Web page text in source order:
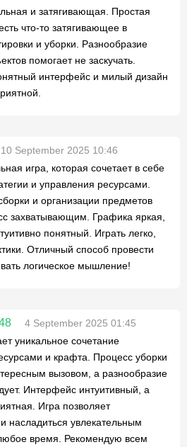
и затягивающая. Простая
что-то затягивающее в
и уборки. Разнообразие
помогает не заскучать.
интерфейс и милый дизайн
10 September 2025 10:46
игра, которая сочетает в себе
и управления ресурсами.
и организации предметов
захватывающим. Графика яркая,
понятный. Играть легко,
Отличный способ провести
логическое мышление!
4 September 2025 01:45
уникальное сочетание
и крафта. Процесс уборки
вызовом, а разнообразие
Интерфейс интуитивный, а
Игра позволяет
насладиться увлекательным
время. Рекомендую всем